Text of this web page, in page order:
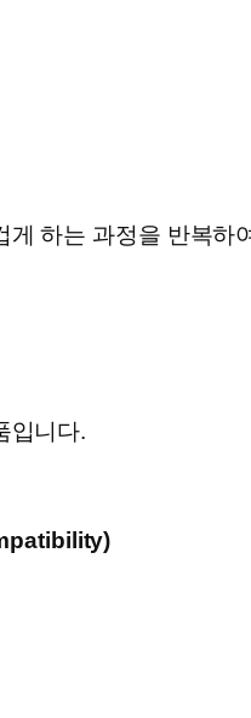
하는 과정을 반복하
입니다.